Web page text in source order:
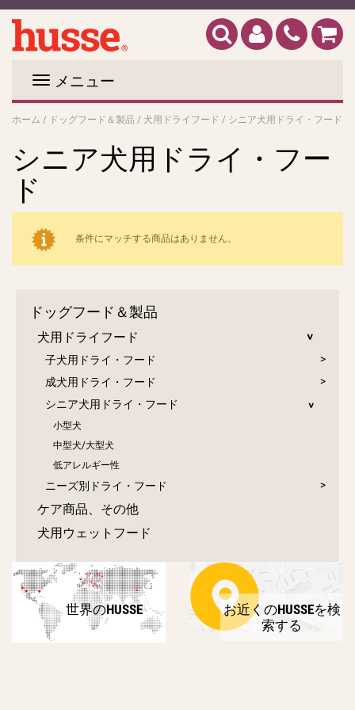
メニュー
ホーム / ドッグフード＆製品 / 犬用ドライフード / シニア犬用ドライ・フード
シニア犬用ドライ・フー
ド
条件にマッチする商品はありません。
ドッグフード＆製品
犬用ドライフード
子犬用ドライ・フード
成犬用ドライ・フード
シニア犬用ドライ・フード
小型犬
中型犬/大型犬
低アレルギー性
ニーズ別ドライ・フード
ケア商品、その他
犬用ウェットフード
世界のHUSSE
お近くのHUSSEを検
索する